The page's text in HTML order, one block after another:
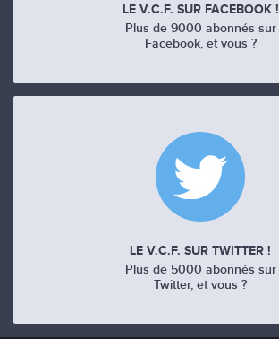
LE V.C.F. SUR FACEBOOK !
Plus de 9000 abonnés sur
Facebook, et vous ?
LE V.C.F. SUR TWITTER !
Plus de 5000 abonnés sur
Twitter, et vous ?